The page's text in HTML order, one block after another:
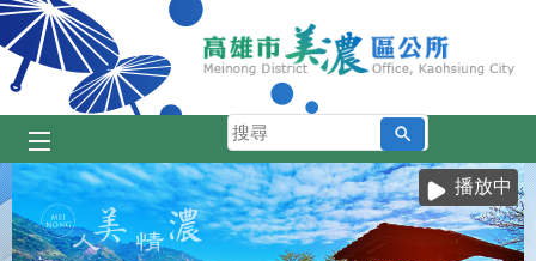
跳到主要內容區塊
搜
尋
播放中